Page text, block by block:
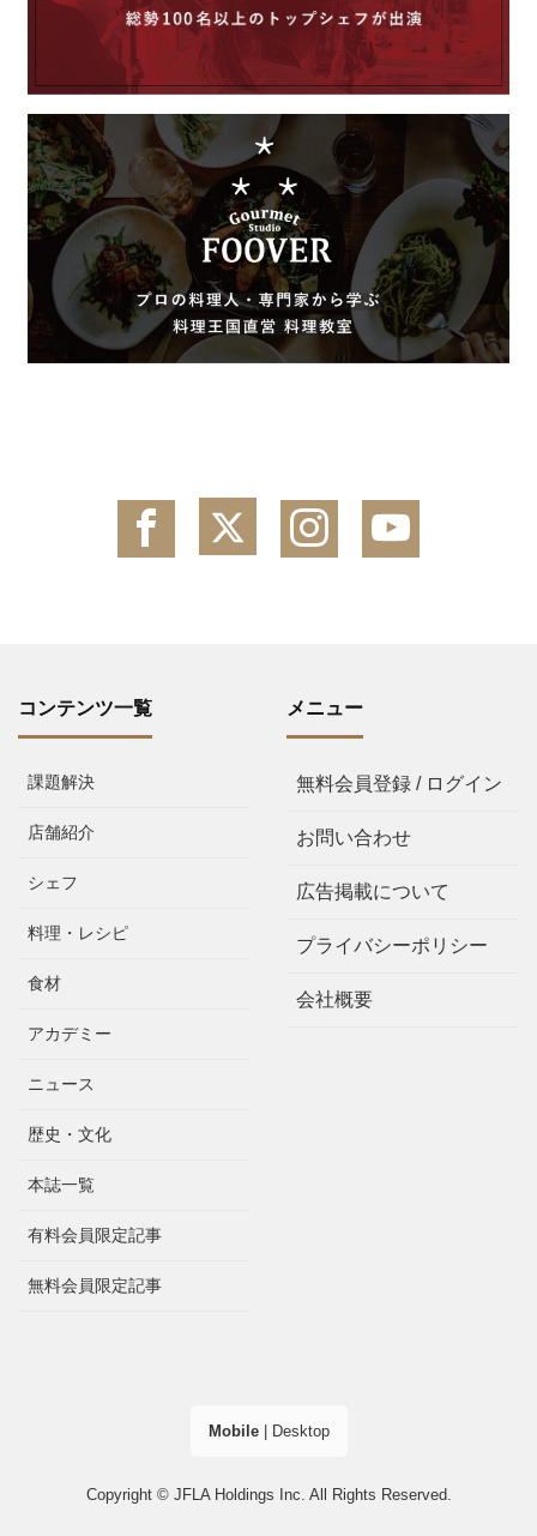
コンテンツ一覧
課題解決
店舗紹介
シェフ
料理・レシピ
食材
アカデミー
ニュース
歴史・文化
本誌一覧
有料会員限定記事
無料会員限定記事
メニュー
無料会員登録 / ログイン
お問い合わせ
広告掲載について
プライバシーポリシー
会社概要
Mobile| Desktop
Copyright © JFLA Holdings Inc. All Rights Reserved.